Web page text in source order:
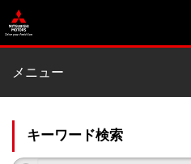
メニュー
キーワード検索